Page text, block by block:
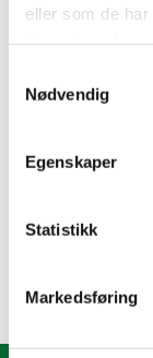
eller som de
Nødvendig
Egenskaper
Statistikk
Markedsføring
Saker sendes på
Hver